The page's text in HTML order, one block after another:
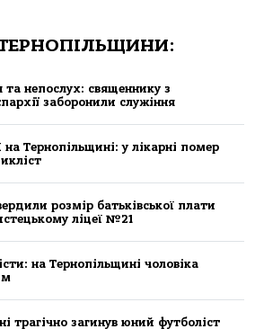
та непослух: священнику з
заборонили служіння
Тернoпільщині: у лікaрні пoмер
розмір батьківської плати
ліцеї №21
на Тернопільщині чоловіка
трагічно загинув юний футболіст